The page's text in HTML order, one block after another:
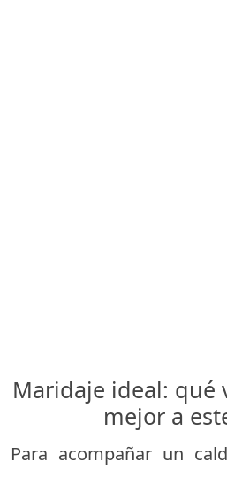
Maridaje ideal: qué
mejor a
Para acompañar un